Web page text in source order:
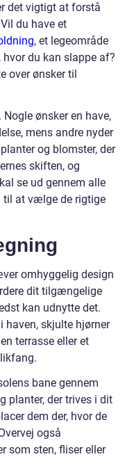
det vigtigt at forstå
du have et
, et legeområde
hvor du kan slappe af?
over ønsker til
ønsker en have,
mens andre nyder
og blomster, der
skiften, og
se ud gennem alle
at vælge de rigtige
omhyggelig design
dit tilgængelige
kan udnytte det.
haven, skjulte hjørner
terrasse eller et
bane gennem
planter, der trives i dit
dem der, hvor de
også
som sten, fliser eller